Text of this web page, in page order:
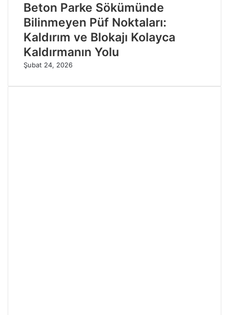
Beton Parke Sökümünde
Bilinmeyen Püf Noktaları:
Kaldırım ve Blokajı Kolayca
Kaldırmanın Yolu
Şubat 24, 2026